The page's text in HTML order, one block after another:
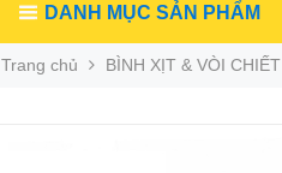
DANH MỤC SẢN PHẨM
Trang chủ BÌNH XỊT & VÒI CHIẾT